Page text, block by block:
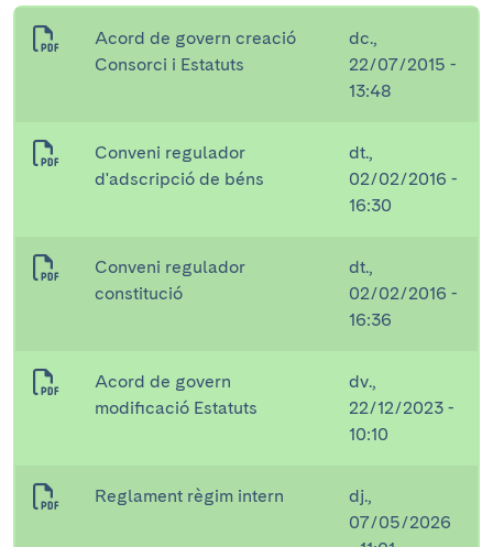
Acord de govern creació
Consorci i Estatuts
dc.,
22/07/2015 -
13:48
Conveni regulador
d'adscripció de béns
dt.,
02/02/2016 -
16:30
Conveni regulador
constitució
dt.,
02/02/2016 -
16:36
Acord de govern
modificació Estatuts
dv.,
22/12/2023 -
10:10
Reglament règim intern
dj.,
07/05/2026